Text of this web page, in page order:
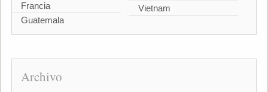
Francia
Guatemala
Vietnam
Archivo